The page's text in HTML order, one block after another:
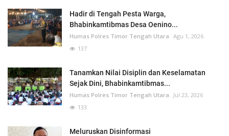
Hadir di Tengah Pesta Warga,
Bhabinkamtibmas Desa Oenino...
Humas Polres Timor Tengah Utara Agu 1, 2026
137
Tanamkan Nilai Disiplin dan Keselamatan
Sejak Dini, Bhabinkamtibmas...
Humas Polres Timor Tengah Utara
Jul 23, 2026
133
Meluruskan Disinformasi